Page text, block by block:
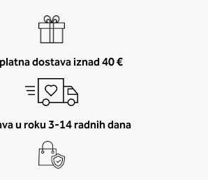
dostava iznad 40 €
u roku 3-14 radnih dana